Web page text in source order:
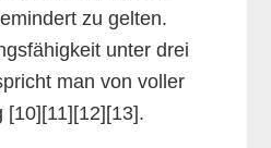
zu gelten.
unter drei
man von voller
[10][11][12][13].